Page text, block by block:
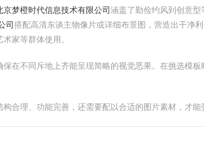
京梦橙时代信息技术有限公司涵盖了勤俭约风到创意型
司搭配高清东谈主物像片或详细布景图，营造出干净
家等群体使用。
在不同斥地上齐能呈现简略的视觉恶果。在挑选模
合理、功能完善，还需要配以合适的图片素材，才